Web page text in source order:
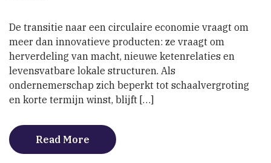
als
motor
van
verandering
De transitie naar een circulaire economie vraagt om
meer dan innovatieve producten: ze vraagt om
herverdeling van macht, nieuwe ketenrelaties en
levensvatbare lokale structuren. Als
ondernemerschap zich beperkt tot schaalvergroting
en korte termijn winst, blijft […]
Read More